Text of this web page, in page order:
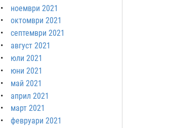
ноември 2021
октомври 2021
септември 2021
август 2021
юли 2021
юни 2021
май 2021
април 2021
март 2021
февруари 2021